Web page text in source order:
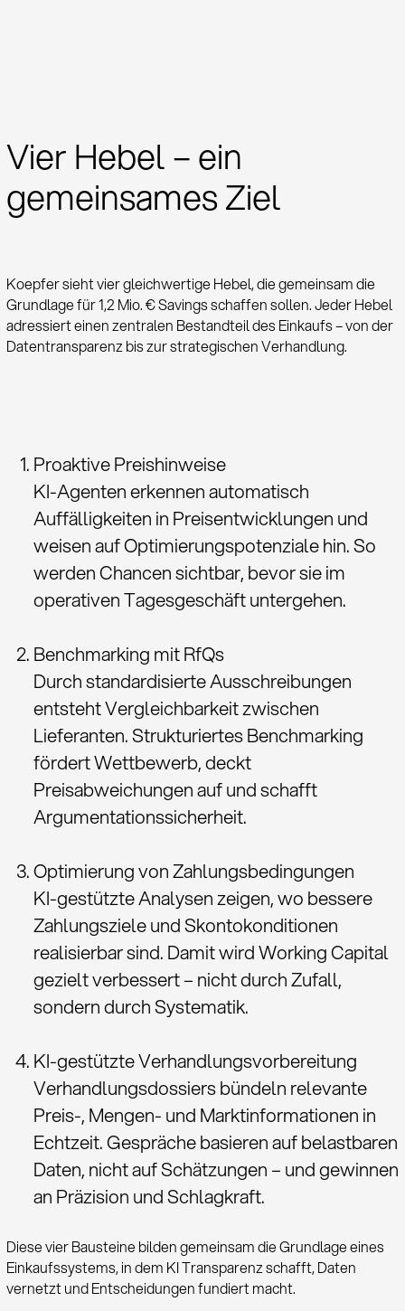
Vier Hebel – ein
gemeinsames Ziel
Koepfer sieht vier gleichwertige Hebel, die gemeinsam die
Grundlage für 1,2 Mio. € Savings schaffen sollen. Jeder Hebel
adressiert einen zentralen Bestandteil des Einkaufs – von der
Datentransparenz bis zur strategischen Verhandlung.
Proaktive Preishinweise
KI-Agenten erkennen automatisch
Auffälligkeiten in Preisentwicklungen und
weisen auf Optimierungspotenziale hin. So
werden Chancen sichtbar, bevor sie im
operativen Tagesgeschäft untergehen.
Benchmarking mit RfQs
Durch standardisierte Ausschreibungen
entsteht Vergleichbarkeit zwischen
Lieferanten. Strukturiertes Benchmarking
fördert Wettbewerb, deckt
Preisabweichungen auf und schafft
Argumentationssicherheit.
Optimierung von Zahlungsbedingungen
KI-gestützte Analysen zeigen, wo bessere
Zahlungsziele und Skontokonditionen
realisierbar sind. Damit wird Working Capital
gezielt verbessert – nicht durch Zufall,
sondern durch Systematik.
KI-gestützte Verhandlungsvorbereitung
Verhandlungsdossiers bündeln relevante
Preis-, Mengen- und Marktinformationen in
Echtzeit. Gespräche basieren auf belastbaren
Daten, nicht auf Schätzungen – und gewinnen
an Präzision und Schlagkraft.
Diese vier Bausteine bilden gemeinsam die Grundlage eines
Einkaufssystems, in dem KI Transparenz schafft, Daten
vernetzt und Entscheidungen fundiert macht.